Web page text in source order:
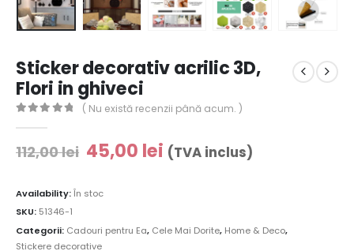
Sticker decorativ acrilic 3D,
Flori in ghiveci
( Nu există recenzii până acum. )
112,00lei 45,00 lei (TVA inclus)
Availability:În stoc
SKU: 51346-1
Categorii: Cadouri pentru Ea, Cele Mai Dorite, Home & Deco,
Stickere decorative